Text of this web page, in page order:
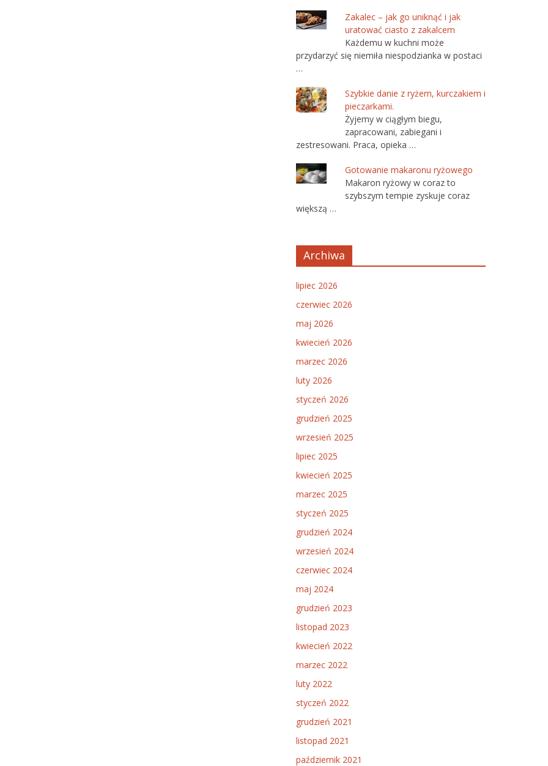
Zakalec – jak go uniknąć i jak
uratować ciasto z zakalcem
Każdemu w kuchni może
przydarzyć się niemiła niespodzianka w postaci
…
Szybkie danie z ryżem, kurczakiem i
pieczarkami.
Żyjemy w ciągłym biegu,
zapracowani, zabiegani i
zestresowani. Praca, opieka …
Gotowanie makaronu ryżowego
Makaron ryżowy w coraz to
szybszym tempie zyskuje coraz
większą …
Archiwa
lipiec 2026
czerwiec 2026
maj 2026
kwiecień 2026
marzec 2026
luty 2026
styczeń 2026
grudzień 2025
wrzesień 2025
lipiec 2025
kwiecień 2025
marzec 2025
styczeń 2025
grudzień 2024
wrzesień 2024
czerwiec 2024
maj 2024
grudzień 2023
listopad 2023
kwiecień 2022
marzec 2022
luty 2022
styczeń 2022
grudzień 2021
listopad 2021
październik 2021